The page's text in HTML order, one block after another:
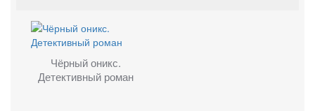
Чёрный оникс.
Детективный роман